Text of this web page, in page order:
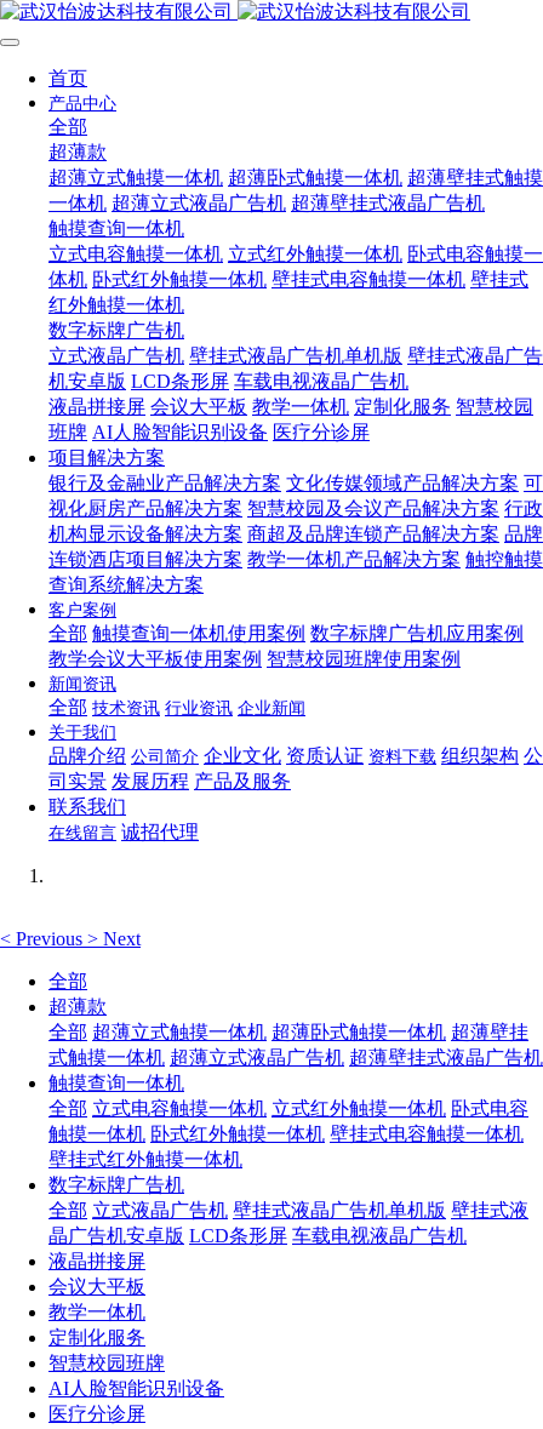
首页
产品中心
全部
超薄款
超薄立式触摸一体机 超薄卧式触摸一体机 超薄壁挂式触摸
一体机 超薄立式液晶广告机 超薄壁挂式液晶广告机
触摸查询一体机
立式电容触摸一体机 立式红外触摸一体机 卧式电容触摸一
体机 卧式红外触摸一体机 壁挂式电容触摸一体机 壁挂式
红外触摸一体机
数字标牌广告机
立式液晶广告机 壁挂式液晶广告机单机版 壁挂式液晶广告
机安卓版 LCD条形屏 车载电视液晶广告机
液晶拼接屏 会议大平板 教学一体机 定制化服务 智慧校园
班牌 AI人脸智能识别设备 医疗分诊屏
项目解决方案
银行及金融业产品解决方案 文化传媒领域产品解决方案 可
视化厨房产品解决方案 智慧校园及会议产品解决方案 行政
机构显示设备解决方案 商超及品牌连锁产品解决方案 品牌
连锁酒店项目解决方案 教学一体机产品解决方案 触控触摸
查询系统解决方案
客户案例
全部 触摸查询一体机使用案例 数字标牌广告机应用案例
教学会议大平板使用案例 智慧校园班牌使用案例
新闻资讯
全部 技术资讯 行业资讯 企业新闻
关于我们
品牌介绍 公司简介 企业文化 资质认证 资料下载 组织架构 公
司实景 发展历程 产品及服务
联系我们
在线留言 诚招代理
< Previous > Next
全部
超薄款
全部 超薄立式触摸一体机 超薄卧式触摸一体机 超薄壁挂
式触摸一体机 超薄立式液晶广告机 超薄壁挂式液晶广告机
触摸查询一体机
全部 立式电容触摸一体机 立式红外触摸一体机 卧式电容
触摸一体机 卧式红外触摸一体机 壁挂式电容触摸一体机
壁挂式红外触摸一体机
数字标牌广告机
全部 立式液晶广告机 壁挂式液晶广告机单机版 壁挂式液
晶广告机安卓版 LCD条形屏 车载电视液晶广告机
液晶拼接屏
会议大平板
教学一体机
定制化服务
智慧校园班牌
AI人脸智能识别设备
医疗分诊屏